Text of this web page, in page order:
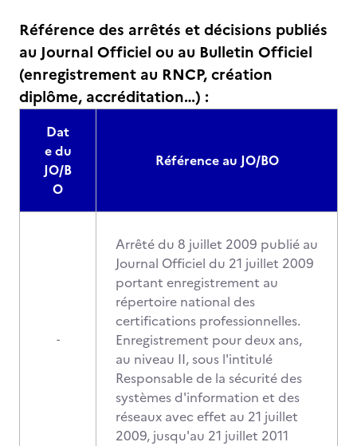
Référence des arrêtés et décisions publiés
au Journal Officiel ou au Bulletin Officiel
(enregistrement au RNCP, création
diplôme, accréditation…) :
Dat
e du
JO/B
O
Référence au JO/BO
-
Arrêté du 8 juillet 2009 publié au
Journal Officiel du 21 juillet 2009
portant enregistrement au
répertoire national des
certifications professionnelles.
Enregistrement pour deux ans,
au niveau II, sous l'intitulé
Responsable de la sécurité des
systèmes d'information et des
réseaux avec effet au 21 juillet
2009, jusqu'au 21 juillet 2011